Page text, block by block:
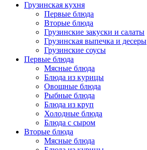
Грузинская кухня
Первые блюда
Вторые блюда
Грузинские закуски и салаты
Грузинская выпечка и десеры
Грузинские соусы
Первые блюда
Мясные блюда
Блюда из курицы
Овощные блюда
Рыбные блюда
Блюда из круп
Холодные блюда
Блюда с сыром
Вторые блюда
Мясные блюда